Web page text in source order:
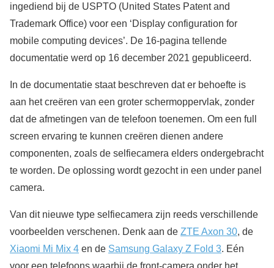
ingediend bij de USPTO (United States Patent and
Trademark Office) voor een ‘Display configuration for
mobile computing devices’. De 16-pagina tellende
documentatie werd op 16 december 2021 gepubliceerd.
In de documentatie staat beschreven dat er behoefte is
aan het creëren van een groter schermoppervlak, zonder
dat de afmetingen van de telefoon toenemen. Om een full
screen ervaring te kunnen creëren dienen andere
componenten, zoals de selfiecamera elders ondergebracht
te worden. De oplossing wordt gezocht in een under panel
camera.
Van dit nieuwe type selfiecamera zijn reeds verschillende
voorbeelden verschenen. Denk aan de ZTE Axon 30, de
Xiaomi Mi Mix 4 en de Samsung Galaxy Z Fold 3. Eén
voor een telefoons waarbij de front-camera onder het